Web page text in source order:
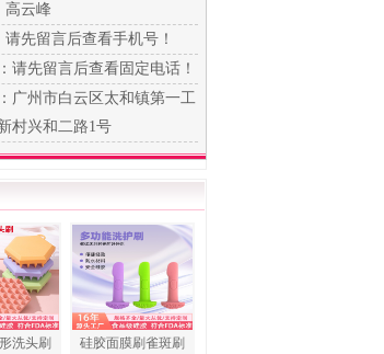
高云峰
请先留言后查看手机号！
请先留言后查看固定电话！
广州市白云区太和镇第一工
村兴和二路1号
洗头刷 硅胶面膜刷雀斑刷